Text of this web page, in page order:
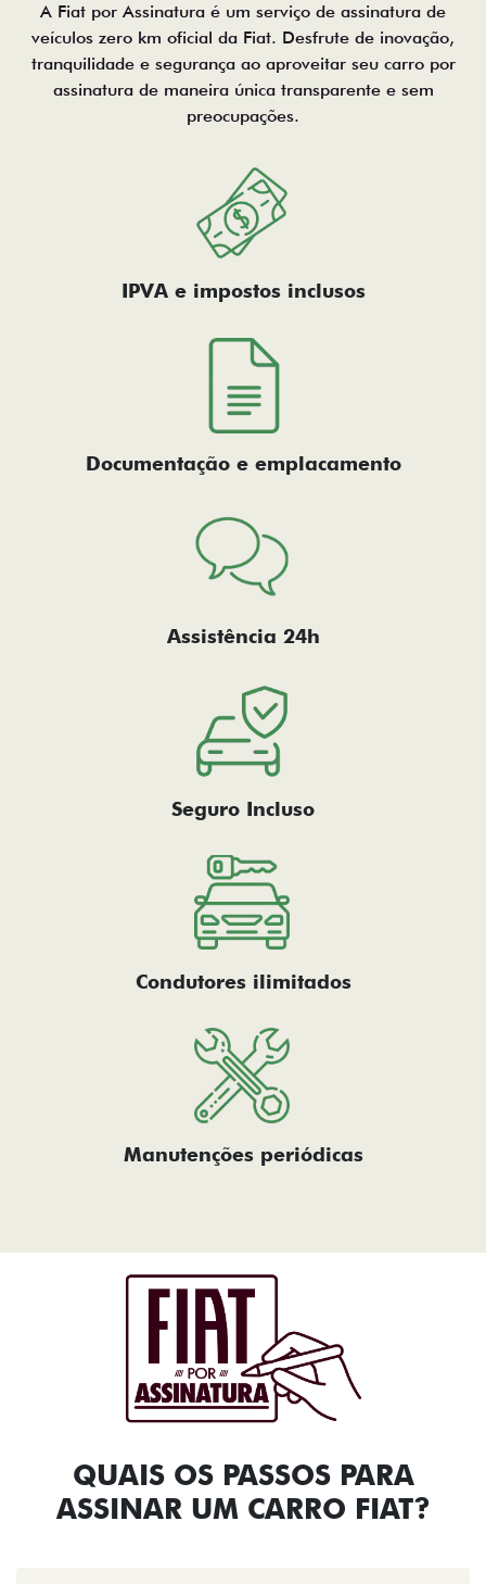
A Fiat por Assinatura é um serviço de assinatura de
veículos zero km oficial da Fiat. Desfrute de inovação,
tranquilidade e segurança ao aproveitar seu carro por
assinatura de maneira única transparente e sem
preocupações.
IPVA e impostos inclusos
Documentação e emplacamento
Assistência 24h
Seguro Incluso
Condutores ilimitados
Manutenções periódicas
QUAIS OS PASSOS PARA
ASSINAR UM CARRO FIAT?​